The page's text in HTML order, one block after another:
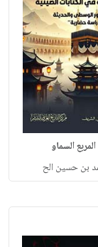
السماو
بن حسين الح